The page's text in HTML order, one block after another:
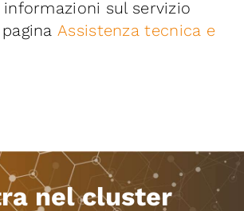
informazioni sul servizio
Assistenza tecnica e
nel cluster